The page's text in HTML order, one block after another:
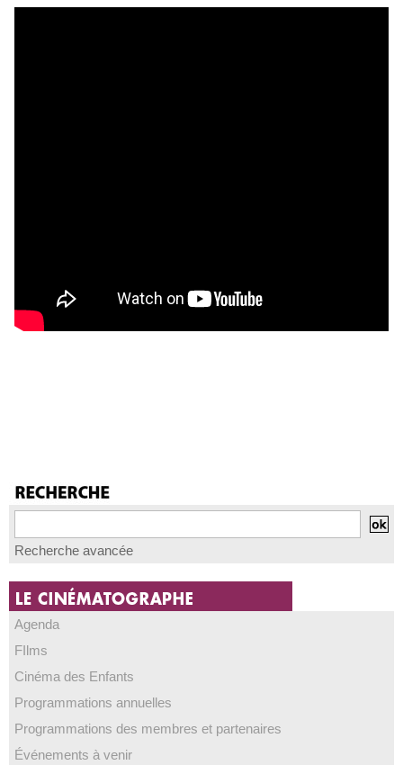
Recherche avancée
Agenda
FIlms
Cinéma des Enfants
Programmations annuelles
Programmations des membres et partenaires
Événements à venir